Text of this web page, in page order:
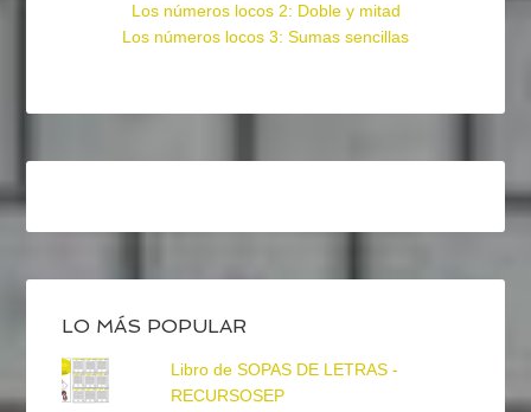
Los números locos 2: Doble y mitad
Los números locos 3: Sumas sencillas
LO MÁS POPULAR
Libro de SOPAS DE LETRAS -
RECURSOSEP